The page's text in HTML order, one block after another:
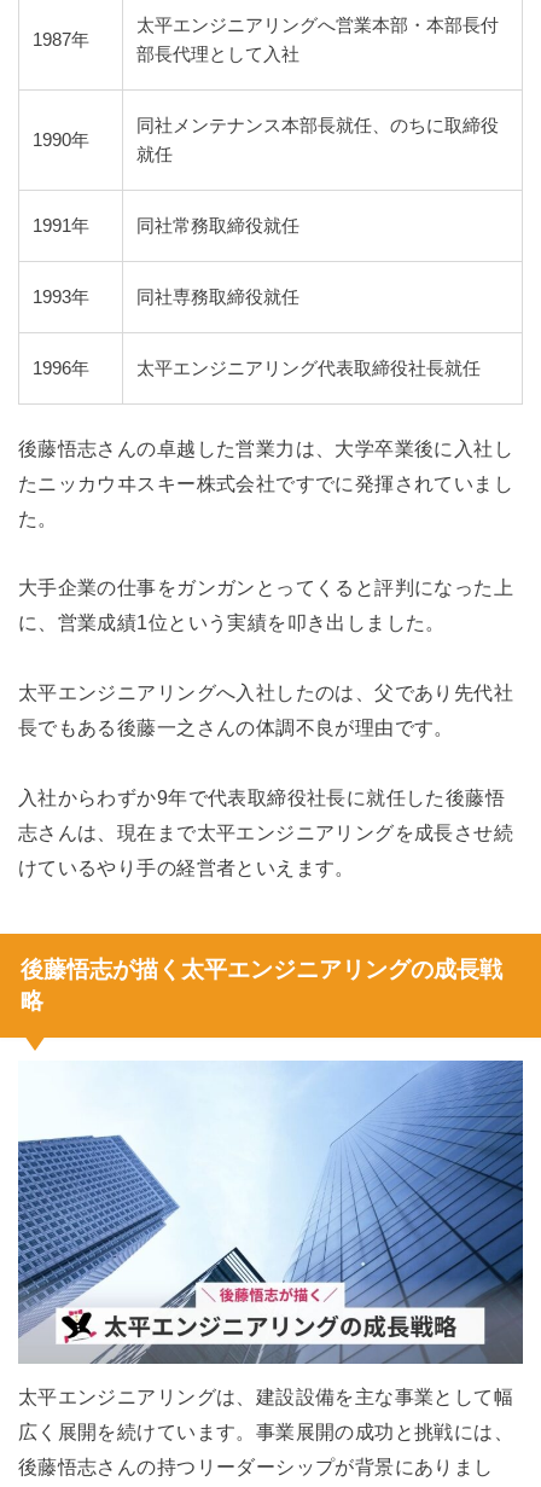
1987年
太平エンジニアリングへ営業本部・本部長付
部長代理として入社
1990年
同社メンテナンス本部長就任、のちに取締役
就任
1991年 同社常務取締役就任
1993年 同社専務取締役就任
1996年 太平エンジニアリング代表取締役社長就任
後藤悟志さんの卓越した営業力は、大学卒業後に入社し
たニッカウヰスキー株式会社ですでに発揮されていまし
た。
大手企業の仕事をガンガンとってくると評判になった上
に、営業成績1位という実績を叩き出しました。
太平エンジニアリングへ入社したのは、父であり先代社
長でもある後藤一之さんの体調不良が理由です。
入社からわずか9年で代表取締役社長に就任した後藤悟
志さんは、現在まで太平エンジニアリングを成長させ続
けているやり手の経営者といえます。
後藤悟志が描く太平エンジニアリングの成長戦
略
太平エンジニアリングは、建設設備を主な事業として幅
広く展開を続けています。事業展開の成功と挑戦には、
後藤悟志さんの持つリーダーシップが背景にありまし